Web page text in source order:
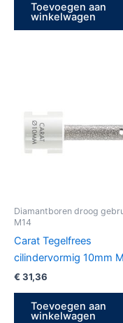
Toevoegen aan
winkelwagen
Diamantboren droog
M14
Carat Tegelfrees
cilindervormig 10mm
€ 31,36
Toevoegen aan
winkelwagen